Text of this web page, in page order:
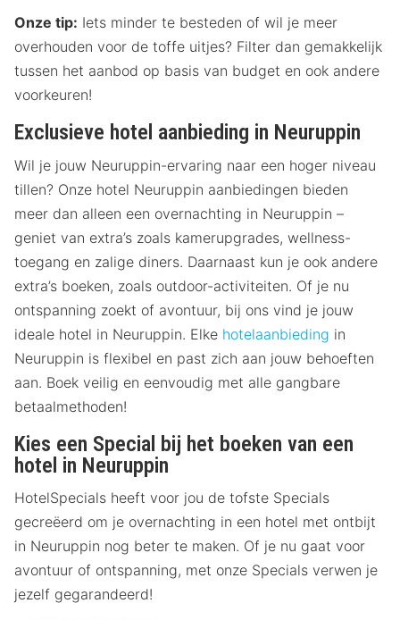
Onze tip: Iets minder te besteden of wil je meer
overhouden voor de toffe uitjes? Filter dan gemakkelijk
tussen het aanbod op basis van budget en ook andere
voorkeuren!
Exclusieve hotel aanbieding in Neuruppin
Wil je jouw Neuruppin-ervaring naar een hoger niveau
tillen? Onze hotel Neuruppin aanbiedingen bieden
meer dan alleen een overnachting in Neuruppin –
geniet van extra’s zoals kamerupgrades, wellness-
toegang en zalige diners. Daarnaast kun je ook andere
extra’s boeken, zoals outdoor-activiteiten. Of je nu
ontspanning zoekt of avontuur, bij ons vind je jouw
ideale hotel in Neuruppin. Elke hotelaanbieding in
Neuruppin is flexibel en past zich aan jouw behoeften
aan. Boek veilig en eenvoudig met alle gangbare
betaalmethoden!
Kies een Special bij het boeken van een
hotel in Neuruppin
HotelSpecials heeft voor jou de tofste Specials
gecreëerd om je overnachting in een hotel met ontbijt
in Neuruppin nog beter te maken. Of je nu gaat voor
avontuur of ontspanning, met onze Specials verwen je
jezelf gegarandeerd!